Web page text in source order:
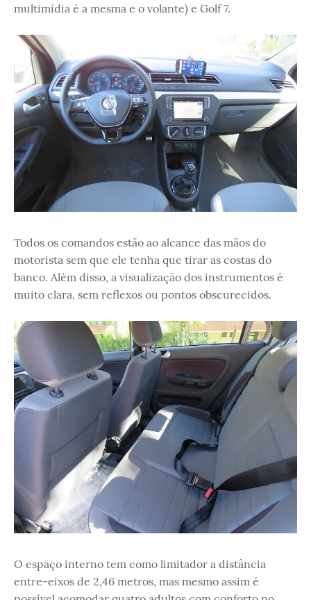
multimídia é a mesma e o volante) e Golf 7.
Todos os comandos estão ao alcance das mãos do
motorista sem que ele tenha que tirar as costas do
banco. Além disso, a visualização dos instrumentos é
muito clara, sem reflexos ou pontos obscurecidos.
O espaço interno tem como limitador a distância
entre-eixos de 2,46 metros, mas mesmo assim é